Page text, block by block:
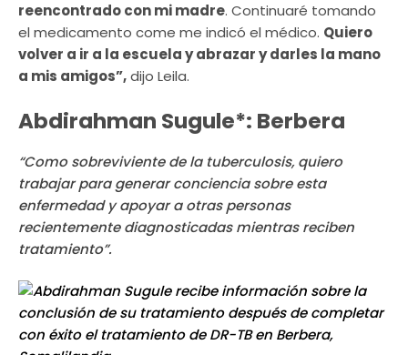
reencontrado con mi madre. Continuaré tomando
el medicamento come me indicó el médico. Quiero
volver a ir a la escuela y abrazar y darles la mano
a mis amigos”,dijo Leila.
Abdirahman Sugule*: Berbera
“Como sobreviviente de la tuberculosis, quiero
trabajar para generar conciencia sobre esta
enfermedad y apoyar a otras personas
recientemente diagnosticadas mientras reciben
tratamiento”.